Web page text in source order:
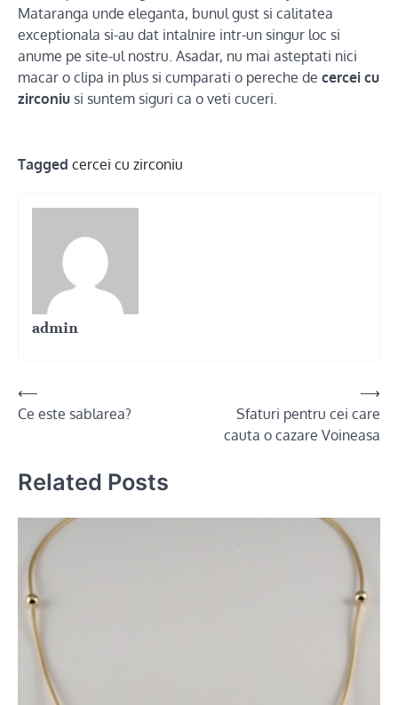
Mataranga unde eleganta, bunul gust si calitatea
exceptionala si-au dat intalnire intr-un singur loc si
anume pe site-ul nostru. Asadar, nu mai asteptati nici
macar o clipa in plus si cumparati o pereche de cercei cu
zirconiu si suntem siguri ca o veti cuceri.
Tagged cercei cu zirconiu
admin
Post
navigation
⟵
Ce este sablarea?
Sfaturi pentru cei care
cauta o cazare Voineasa
⟶
Related Posts